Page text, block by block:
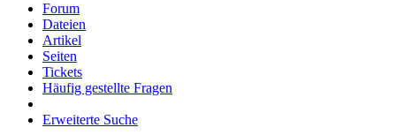
Forum
Dateien
Artikel
Seiten
Tickets
Häufig gestellte Fragen
Erweiterte Suche